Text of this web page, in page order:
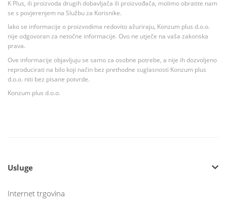
K Plus, ili proizvoda drugih dobavljača ili proizvođača, molimo obratite nam
se s povjerenjem na Službu za Korisnike.
Iako se informacije o proizvodima redovito ažuriraju, Konzum plus d.o.o.
nije odgovoran za netočne informacije. Ovo ne utječe na vaša zakonska
prava.
Ove informacije objavljuju se samo za osobne potrebe, a nije ih dozvoljeno
reproducirati na bilo koji način bez prethodne suglasnosti Konzum plus
d.o.o. niti bez pisane potvrde.
Konzum plus d.o.o.
Usluge
Internet trgovina